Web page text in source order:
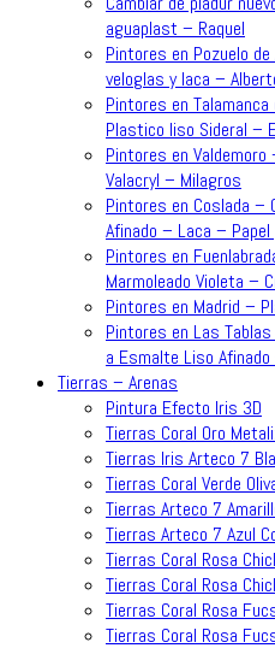
aguaplast – Raquel
Pintores en Pozuelo
veloglas y laca –
Pintores en
Plastico liso Sideral –
Pintores en
Valacryl – Milagros
Pintores en Coslada –
Afinado – Laca –
Pintores en
Marmoleado Violeta –
Pintores en Madrid –
Pintores en Las
a Esmalte Liso
Tierras – Arenas
Pintura Efecto Iris 3D
Tierras Coral Oro
Tierras Iris Arteco 7
Tierras Coral Verde
Tierras Arteco 7
Tierras Arteco 7 Azul
Tierras Coral Rosa
Tierras Coral Rosa
Tierras Coral Rosa
Tierras Coral Rosa